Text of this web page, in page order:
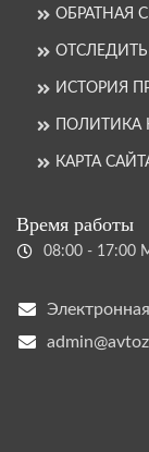
ОБРАТНАЯ
ОТСЛЕДИТЬ
ИСТОРИЯ
КАРТА
Время работы
08:00 - 17:00